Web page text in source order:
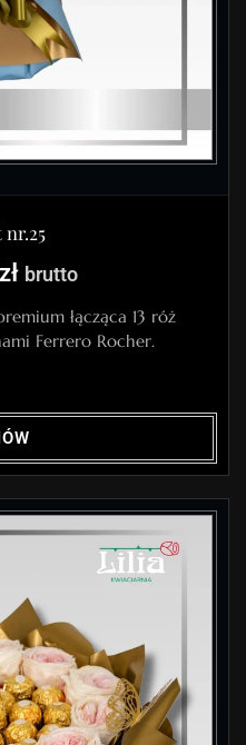
zł brutto
łącząca 13 róż
Ferrero Rocher.